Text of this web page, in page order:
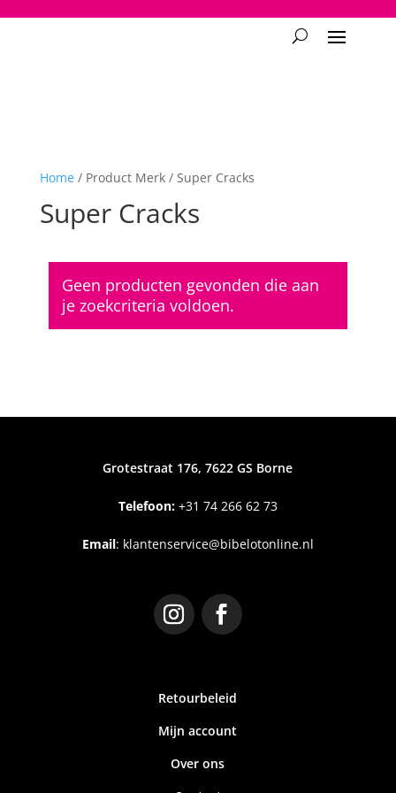
Home/ Product Merk / Super Cracks
Super Cracks
Geen producten gevonden die aan
je zoekcriteria voldoen.
Grotestraat 176, 7622 GS Borne
Telefoon:+31 74 266 62 73
Email: klantenservice@bibelotonline.nl
Retourbeleid
Mijn account
Over ons